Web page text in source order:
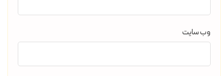
وب‌ سایت